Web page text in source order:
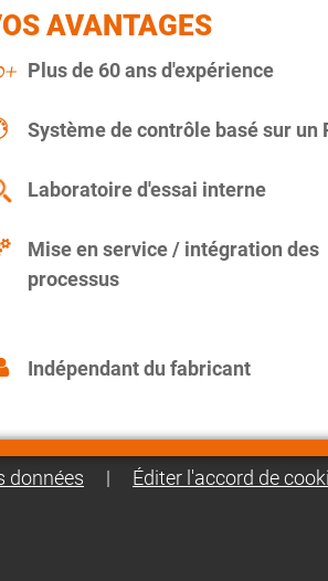
AVANTAGES
Plus de 60 ans d'expérience
Système de contrôle basé sur un
Laboratoire d'essai interne
Mise en service / intégration des
processus
Indépendant du fabricant
données | Éditer l'accord de